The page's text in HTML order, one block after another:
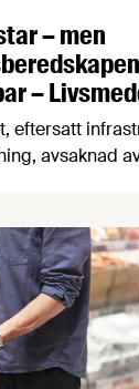
– men
–
eftersatt
avsaknad
ny
som
svenska
måste